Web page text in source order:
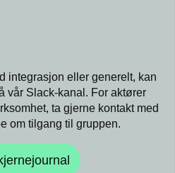
integrasjon eller generelt, kan
vår Slack-kanal. For aktører
ta gjerne kontakt med
om tilgang til gruppen.